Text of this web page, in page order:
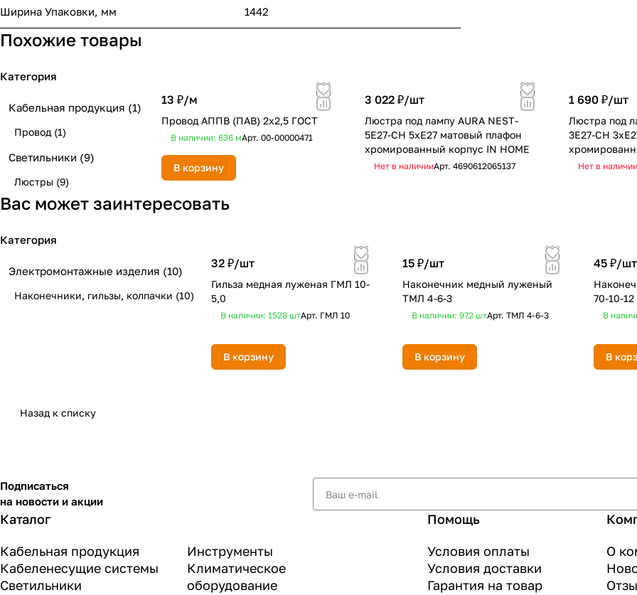
Ширина Упаковки, мм 1442
Похожие товары
13 ₽/м
Провод АППВ (ПАВ) 2х2,5 ГОСТ
В наличии: 636 мАрт. 00-00000471
В корзину
3 022 ₽/шт
Люстра под лампу AURA NEST-
5E27-CH 5хЕ27 матовый плафон
хромированный корпус IN HOME
Нет в наличииАрт.4690612065137
1 690 ₽/шт
Люстра под
3E27-CH
Нет в наличии
Категория
Кабельная продукция (1)
Провод (1)
Светильники (9)
Люстры (9)
Вас может заинтересовать
32 ₽/шт
Гильза медная луженая ГМЛ 10-
5,0
В наличии: 1528 штАрт. ГМЛ 10
В корзину
15 ₽/шт
Наконечник медный луженый
ТМЛ 4-6-3
В наличии: 972 штАрт. ТМЛ 4-6-3
В корзину
45 ₽/шт
70-10-12
В
В
Категория
Электромонтажные изделия (10)
Наконечники, гильзы, колпачки (10)
Назад к списку
Подписаться
на новости и акции
Каталог
Кабельная продукция
Кабеленесущие системы
Светильники
Инструменты
Климатическое
оборудование
Помощь
Условия оплаты
Условия доставки
Гарантия на товар
О